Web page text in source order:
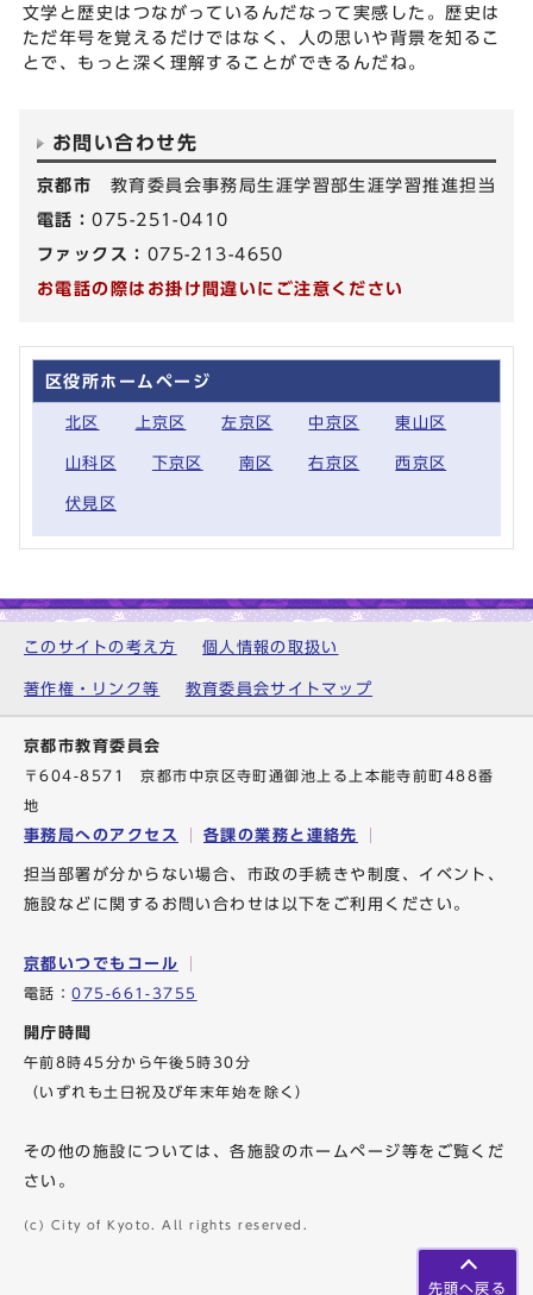
文学と歴史はつながっているんだなって実感した。歴史は
ただ年号を覚えるだけではなく、人の思いや背景を知るこ
とで、もっと深く理解することができるんだね。
お問い合わせ先
京都市 教育委員会事務局生涯学習部生涯学習推進担当
電話：075-251-0410
ファックス： 075-213-4650
お電話の際はお掛け間違いにご注意ください
区役所ホームページ
北区 上京区 左京区 中京区 東山区
山科区 下京区 南区 右京区 西京区
伏見区
先頭へ戻る
このサイトの考え方 個人情報の取扱い
著作権・リンク等 教育委員会サイトマップ
京都市教育委員会
〒604-8571 京都市中京区寺町通御池上る上本能寺前町488番
地
事務局へのアクセス 各課の業務と連絡先
担当部署が分からない場合、市政の手続きや制度、イベント、
施設などに関するお問い合わせは以下をご利用ください。
京都いつでもコール
電話：075-661-3755
開庁時間
午前8時45分から午後5時30分
（いずれも土日祝及び年末年始を除く）
その他の施設については、各施設のホームページ等をご覧くだ
さい。
(c) City of Kyoto. All rights reserved.